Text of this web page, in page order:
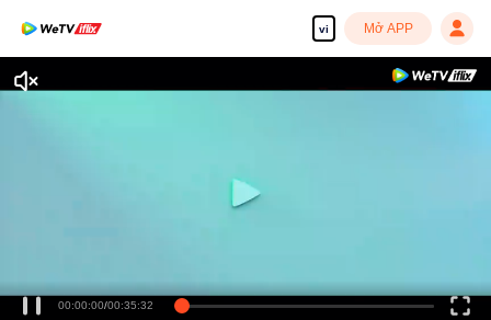
vi Mở APP
00:00:00/00:35:32